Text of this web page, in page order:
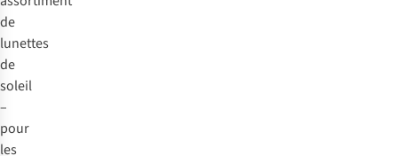
de
lunettes
de
soleil
–
pour
les